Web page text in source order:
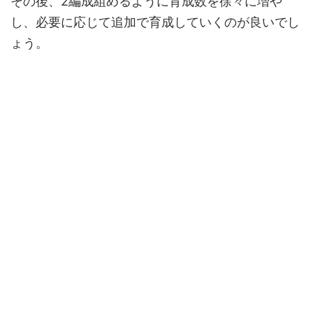
し、必要に応じて追加で育成していくのが良いでし
ょう。